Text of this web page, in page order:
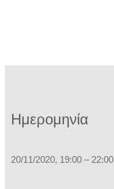
Ημερομηνία
20/11/2020, 19:00 – 22:00